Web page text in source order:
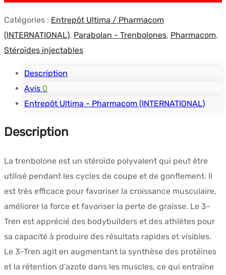
Catégories : Entrepôt Ultima / Pharmacom
(INTERNATIONAL), Parabolan - Trenbolones, Pharmacom,
Stéroïdes injectables
Description
Avis 0
Entrepôt Ultima - Pharmacom (INTERNATIONAL)
Description
La trenbolone est un stéroïde polyvalent qui peut être
utilisé pendant les cycles de coupe et de gonflement. Il
est très efficace pour favoriser la croissance musculaire,
améliorer la force et favoriser la perte de graisse. Le 3-
Tren est apprécié des bodybuilders et des athlètes pour
sa capacité à produire des résultats rapides et visibles.
Le 3-Tren agit en augmentant la synthèse des protéines
et la rétention d’azote dans les muscles, ce qui entraîne